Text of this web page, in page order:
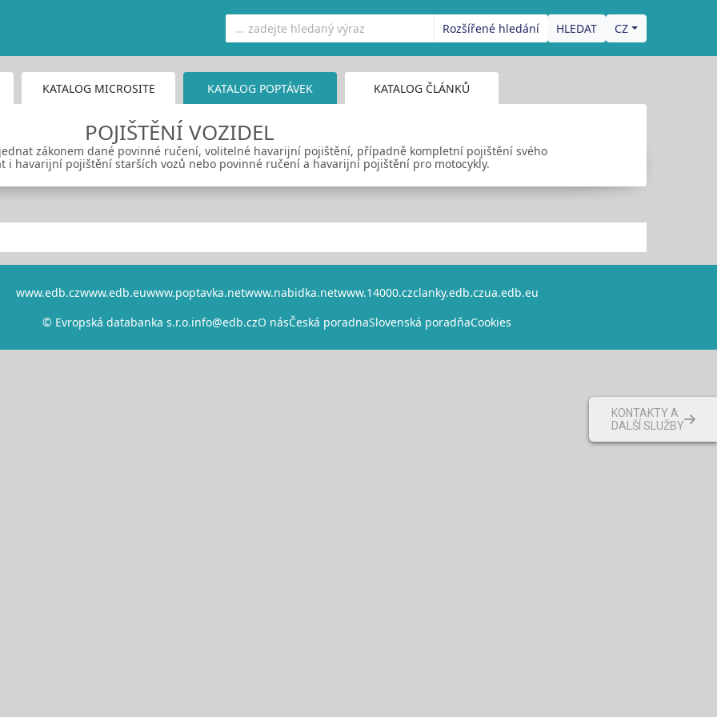
Rozšířené hledání CZ
KATALOG MICROSITE KATALOG POPTÁVEK KATALOG ČLÁNKŮ
POJIŠTĚNÍ VOZIDEL
zákonem dané povinné ručení, volitelné havarijní pojištění, případně kompletní pojištění svého
i havarijní pojištění starších vozů nebo povinné ručení a havarijní pojištění pro motocykly.
www.edb.czwww.edb.euwww.poptavka.netwww.nabidka.netwww.14000.czclanky.edb.czua.edb.eu
© Evropská databanka s.r.o.info@edb.czO násČeská poradnaSlovenská poradňaCookies
KONTAKTY A
DALŠÍ SLUŽBY